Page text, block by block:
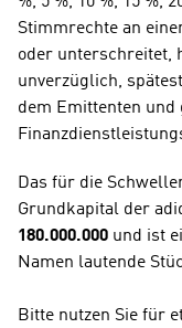
Stimmrechte an
oder unterschreitet,
unverzüglich,
dem Emittenten
Das für die
Grundkapital der
180.000.000 und ist
Namen lautende
Bitte nutzen Sie für